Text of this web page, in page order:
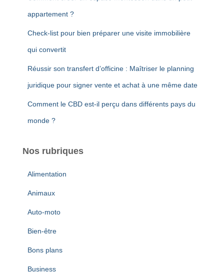
appartement ?
Check-list pour bien préparer une visite immobilière
qui convertit
Réussir son transfert d’officine : Maîtriser le planning
juridique pour signer vente et achat à une même date
Comment le CBD est-il perçu dans différents pays du
monde ?
Nos rubriques
Alimentation
Animaux
Auto-moto
Bien-être
Bons plans
Business